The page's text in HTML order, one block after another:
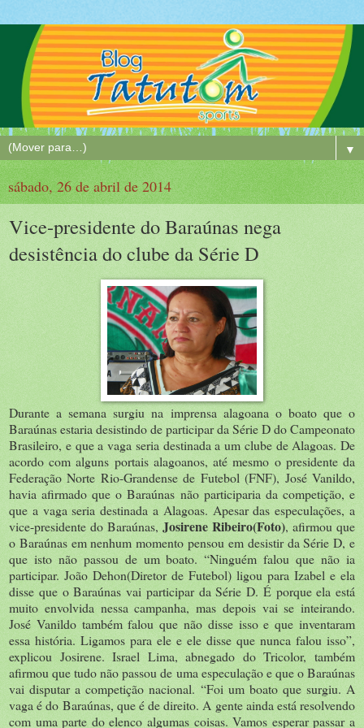
▼
sábado, 26 de abril de 2014
Vice-presidente do Baraúnas nega
desistência do clube da Série D
Durante a semana surgiu na imprensa alagoana o boato que o
Baraúnas estaria desistindo de participar da Série D do Campeonato
Brasileiro, e que a vaga seria destinada a um clube de Alagoas. De
acordo com alguns portais alagoanos, até mesmo o presidente da
Federação Norte Rio-Grandense de Futebol (FNF), José Vanildo,
havia afirmado que o Baraúnas não participaria da competição, e
que a vaga seria destinada a Alagoas. Apesar das especulações, a
vice-presidente do Baraúnas, Josirene Ribeiro(Foto), afirmou que
o Baraúnas em nenhum momento pensou em desistir da Série D, e
que isto não passou de um boato. “Ninguém falou que não ia
participar. João Dehon(Diretor de Futebol) ligou para Izabel e ela
disse que o Baraúnas vai participar da Série D. É porque ela está
muito envolvida nessa campanha, mas depois vai se inteirando.
José Vanildo também falou que não disse isso e que inventaram
essa história. Ligamos para ele e ele disse que nunca falou isso”,
explicou Josirene. Israel Lima, abnegado do Tricolor, também
afirmou que tudo não passou de uma especulação e que o Baraúnas
vai disputar a competição nacional. “Foi um boato que surgiu. A
vaga é do Baraúnas, que é de direito. A gente ainda está resolvendo
com uma parte do elenco algumas coisas. Vamos esperar passar a